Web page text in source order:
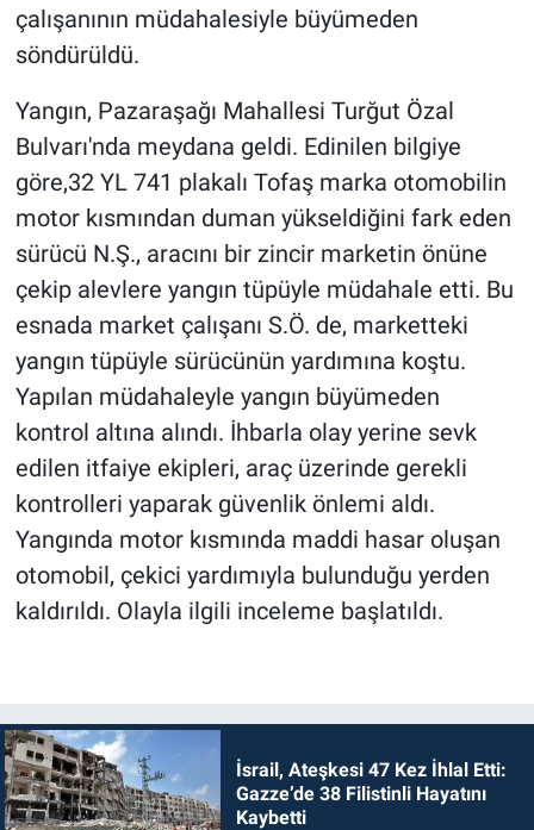
çalışanının müdahalesiyle büyümeden
söndürüldü.
Yangın, Pazaraşağı Mahallesi Turğut Özal
Bulvarı'nda meydana geldi. Edinilen bilgiye
göre,32 YL 741 plakalı Tofaş marka otomobilin
motor kısmından duman yükseldiğini fark eden
sürücü N.Ş., aracını bir zincir marketin önüne
çekip alevlere yangın tüpüyle müdahale etti. Bu
esnada market çalışanı S.Ö. de, marketteki
yangın tüpüyle sürücünün yardımına koştu.
Yapılan müdahaleyle yangın büyümeden
kontrol altına alındı. İhbarla olay yerine sevk
edilen itfaiye ekipleri, araç üzerinde gerekli
kontrolleri yaparak güvenlik önlemi aldı.
Yangında motor kısmında maddi hasar oluşan
otomobil, çekici yardımıyla bulunduğu yerden
kaldırıldı. Olayla ilgili inceleme başlatıldı.
İsrail, Ateşkesi 47 Kez İhlal Etti:
Gazze’de 38 Filistinli Hayatını
Kaybetti